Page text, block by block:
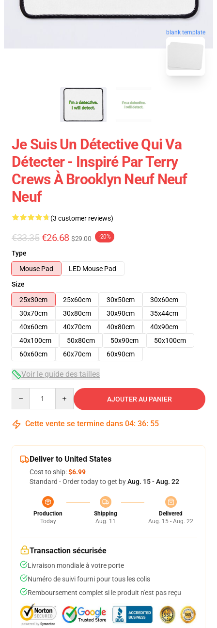
blank template
Je Suis Un Détective Qui Va
Détecter - Inspiré Par Terry
Crews À Brooklyn Neuf Neuf
Neuf
(3 customer reviews)
€33.35 €26.68 $29.00 -20%
Type
Mouse Pad
LED Mouse Pad
Size
25x30cm
25x60cm 30x50cm
30x60cm
30x70cm
30x80cm 30x90cm
35x44cm
40x60cm
40x70cm 40x80cm
40x90cm
40x100cm
50x80cm 50x90cm
50x100cm
60x60cm
60x70cm 60x90cm
Voir le guide des tailles
AJOUTER AU PANIER
Cette vente se termine dans 04: 36: 54
Deliver to United States
Cost to ship:$6.99
Standard - Order today to get byAug. 15 - Aug. 22
Production
Today
Shipping
Aug. 11
Delivered
Aug. 15 - Aug. 22
Transaction sécurisée
Livraison mondiale à votre porte
Numéro de suivi fourni pour tous les colis
Remboursement complet si le produit n'est pas reçu